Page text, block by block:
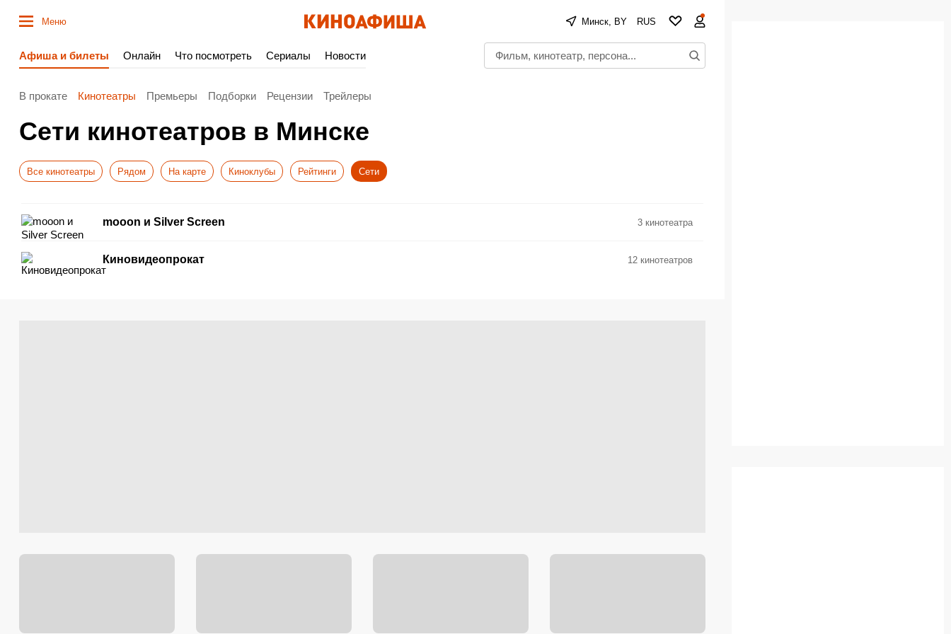
Меню Минск, BY RUS
Афиша и билеты Онлайн Что посмотреть Сериалы Новости
В прокате Кинотеатры Премьеры Подборки Рецензии Трейлеры
Сети кинотеатров в Минске
Все кинотеатры Рядом На карте Киноклубы Рейтинги Сети
mooon и Silver Screen 3 кинотеатра
Киновидеопрокат 12 кинотеатров